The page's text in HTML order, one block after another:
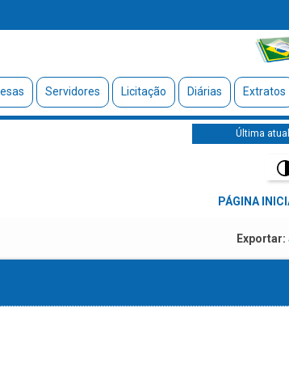
Servidores Licitação Diárias Extratos
Última
PÁGINA
Exportar: